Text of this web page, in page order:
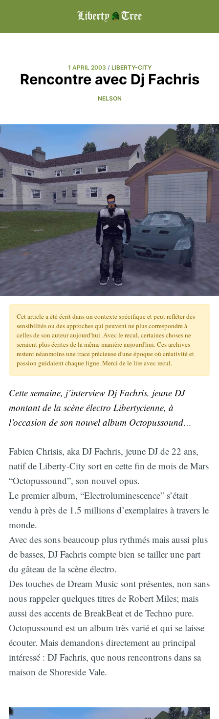
1 APRIL 2003 / LIBERTY-CITY
Rencontre avec Dj Fachris
NELSON
Cet article a été écrit dans un contexte spécifique et peut refléter des
sensibilités ou des approches qui peuvent ne plus correspondre à
celles de son auteur aujourd'hui. Avec le recul, certaines choses ne
seraient plus écrites de la même manière aujourd'hui. Ces archives
restent néanmoins une trace précieuse d'une époque où créativité et
passion guidaient chaque ligne. Merci de le lire avec recul.
Cette semaine, j’interview Dj Fachris, jeune DJ
montant de la scène électro Libertycienne, à
l’occasion de son nouvel album Octopussound…
Fabien Chrisis, aka DJ Fachris, jeune DJ de 22 ans,
natif de Liberty-City sort en cette fin de mois de Mars
“Octopussound”, son nouvel opus.
Le premier album, “Electroluminescence” s’était
vendu à près de 1.5 millions d’exemplaires à travers le
monde.
Avec des sons beaucoup plus rythmés mais aussi plus
de basses, DJ Fachris compte bien se tailler une part
du gâteau de la scène électro.
Des touches de Dream Music sont présentes, non sans
nous rappeler quelques titres de Robert Miles; mais
aussi des accents de BreakBeat et de Techno pure.
Octopussound est un album très varié et qui se laisse
écouter. Mais demandons directement au principal
intéressé : DJ Fachris, que nous rencontrons dans sa
maison de Shoreside Vale.